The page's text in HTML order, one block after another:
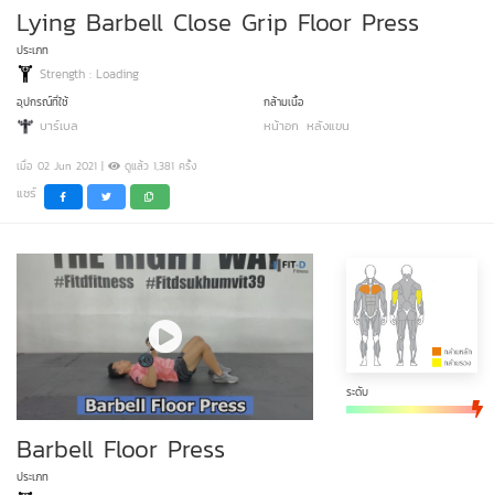
Lying Barbell Close Grip Floor Press
ประเภท
Strength : Loading
อุปกรณ์ที่ใช้
บาร์เบล
กล้ามเนื้อ
หน้าอก หลังแขน
เมื่อ 02 Jun 2021 | ดูแล้ว 1,381 ครั้ง
แชร์
ระดับ
Barbell Floor Press
ประเภท